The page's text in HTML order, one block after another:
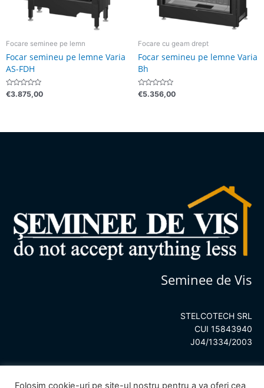
Focare seminee pe lemn
Focar semineu pe lemne Varia
AS-FDH
Evaluat
la
€3.875,00
Focare cu geam drept
Focar semineu pe lemne Varia
Bh
Evaluat
la
€5.356,00
Seminee de Vis
STELCOTECH SRL
CUI 15843940
J04/1334/2003
Folosim cookie-uri pe site-ul nostru pentru a va oferi cea